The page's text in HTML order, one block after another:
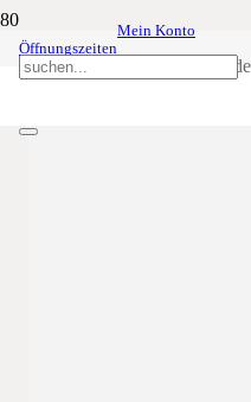
Öffnungszeiten
Mein Konto
wurde
29Mai0:000:00